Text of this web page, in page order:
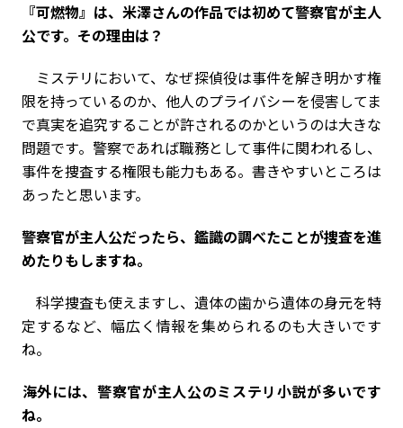
――『可燃物』は、米澤さんの作品では初めて警察官が主人
公です。その理由は？
ミステリにおいて、なぜ探偵役は事件を解き明かす権
限を持っているのか、他人のプライバシーを侵害してま
で真実を追究することが許されるのかというのは大きな
問題です。警察であれば職務として事件に関われるし、
事件を捜査する権限も能力もある。書きやすいところは
あったと思います。
――警察官が主人公だったら、鑑識の調べたことが捜査を進
めたりもしますね。
科学捜査も使えますし、遺体の歯から遺体の身元を特
定するなど、幅広く情報を集められるのも大きいです
ね。
――海外には、警察官が主人公のミステリ小説が多いです
ね。